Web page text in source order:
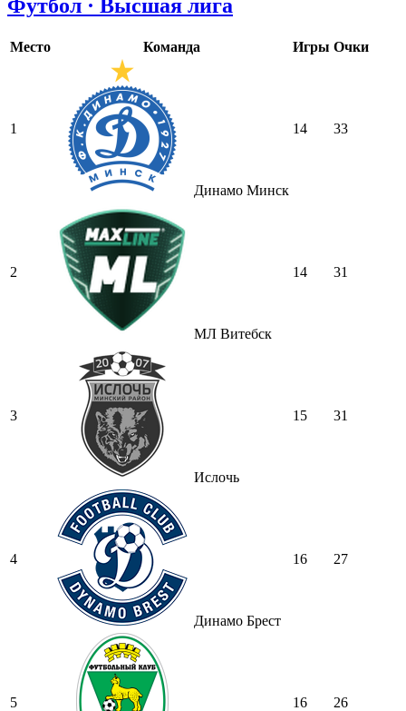
Футбол · Высшая лига
Место Команда Игры Очки
1
Динамо Минск
14 33
2
МЛ Витебск
14 31
3
Ислочь
15 31
4
Динамо Брест
16 27
5 16 26